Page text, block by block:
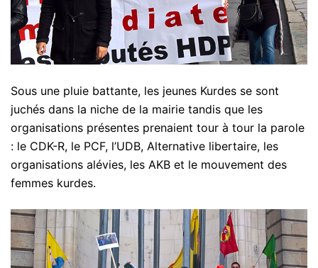
Sous une pluie battante, les jeunes Kurdes se sont
juchés dans la niche de la mairie tandis que les
organisations présentes prenaient tour à tour la parole
: le CDK-R, le PCF, l’UDB, Alternative libertaire, les
organisations alévies, les AKB et le mouvement des
femmes kurdes.